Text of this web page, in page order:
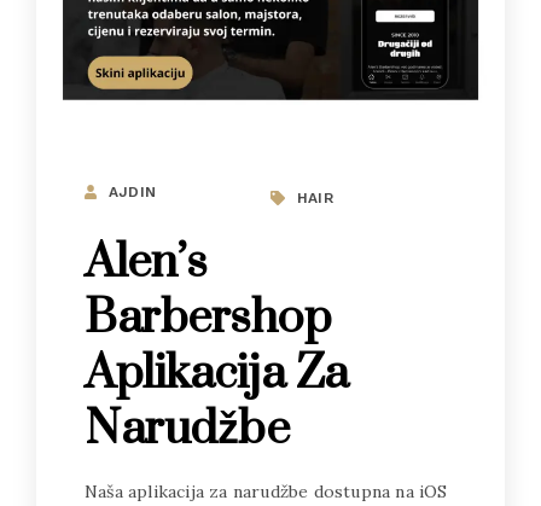
AJDIN HAIR
Alen’s
Barbershop
Aplikacija Za
Narudžbe
Naša aplikacija za narudžbe dostupna na iOS